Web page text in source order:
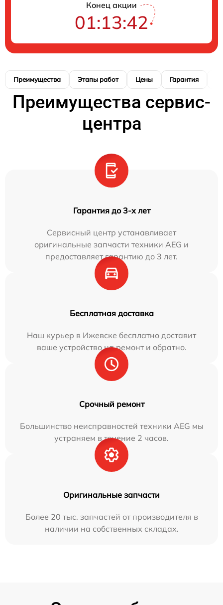
Конец акции
01:13:41
Преимущества Этапы работ Цены Гарантия
Преимущества сервис-
центра
Гарантия до 3-х лет
Сервисный центр устанавливает
оригинальные запчасти техники AEG и
предоставляет гарантию до 3 лет.
Бесплатная доставка
Наш курьер в Ижевске бесплатно доставит
ваше устройство на ремонт и обратно.
Срочный ремонт
Большинство неисправностей техники AEG мы
устраняем в течение 2 часов.
Оригинальные запчасти
Более 20 тыс. запчастей от производителя в
наличии на собственных складах.